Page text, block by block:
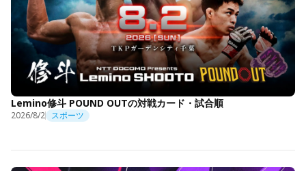
Lemino修斗 POUND OUTの対戦カード・試合順
2026/8/2 スポーツ